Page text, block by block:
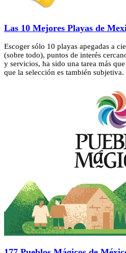
Las 10 Mejores Playas de
Escoger sólo 10 playas apegadas a
(sobre todo), puntos de interés
y servicios, ha sido una tarea más
que la selección es también subjetiva.